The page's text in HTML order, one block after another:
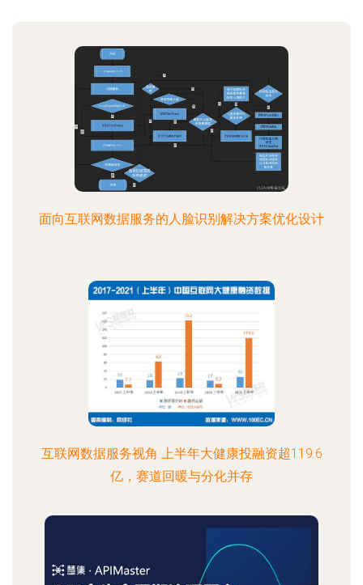
面向互联网数据服务的人脸识别解决方案优化设计
互联网数据服务视角 上半年大健康投融资超119.6
亿，赛道回暖与分化并存